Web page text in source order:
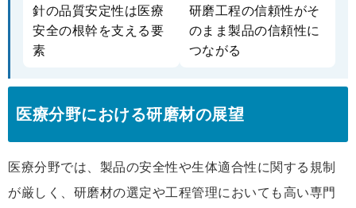
針の品質安定性は医療
安全の根幹を支える要
素
研磨工程の信頼性がそ
のまま製品の信頼性に
つながる
医療分野における研磨材の展望
医療分野では、製品の安全性や生体適合性に関する規制
が厳しく、研磨材の選定や工程管理においても高い専門